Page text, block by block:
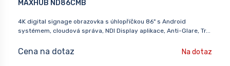
MAXHUB ND86CMB
4K digital signage obrazovka s úhlopříčkou 86" s Android
systémem, cloudová správa, NDI Display aplikace, Anti-Glare, Tr...
Cena na dotaz Na dotaz